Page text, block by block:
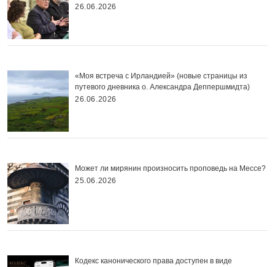
26.06.2026
«Моя встреча с Ирландией» (новые страницы из
путевого дневника о. Александра Деппершмидта)
26.06.2026
Может ли мирянин произносить проповедь на Мессе?
25.06.2026
Кодекс канонического права доступен в виде